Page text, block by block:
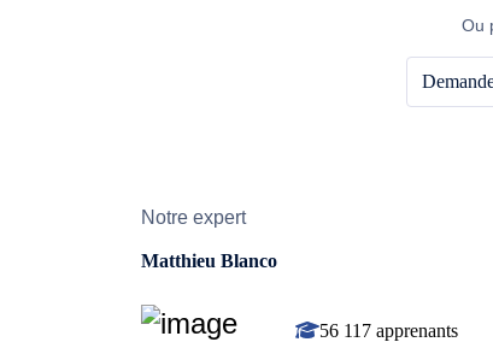
Ou
Notre expert
Matthieu Blanco
56 117 apprenants